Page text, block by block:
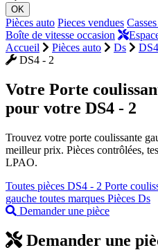
OK
Pièces auto Pieces vendues
Boîte de vitesse occasion
Accueil
Pièces auto Ds
DS4 - 2
Votre Porte
pour votre DS4 - 2
Trouvez votre porte coulissante
meilleur prix. Pièces contrôlées,
LPAO.
Toutes pièces DS4 - 2 Porte
gauche toutes marques Pièces Ds
Demander une pièce
Demander une